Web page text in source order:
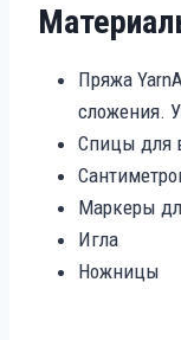
Пряжа
сложения.
Спицы для
Маркеры
Игла
Ножницы